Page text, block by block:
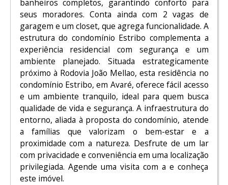
banheiros completos, garantindo conforto para
seus moradores. Conta ainda com 2 vagas de
garagem e um closet, que agrega funcionalidade. A
estrutura do condomínio Estribo complementa a
experiência residencial com segurança e um
ambiente planejado. Situada estrategicamente
próximo à Rodovia João Mellao, esta residência no
condomínio Estribo, em Avaré, oferece fácil acesso
e um ambiente tranquilo, ideal para quem busca
qualidade de vida e segurança. A infraestrutura do
entorno, aliada à proposta do condomínio, atende
a famílias que valorizam o bem-estar e a
proximidade com a natureza. Desfrute de um lar
com privacidade e conveniência em uma localização
privilegiada. Agende uma visita com a e conheça
este imóvel.